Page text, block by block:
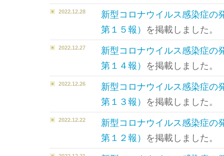
2022.12.28
新型コロナウイルス感染症
第１５報） を掲載しました。
2022.12.27
新型コロナウイルス感染症
第１４報） を掲載しました。
2022.12.26
新型コロナウイルス感染症
第１３報） を掲載しました。
2022.12.22
新型コロナウイルス感染症
第１２報） を掲載しました。